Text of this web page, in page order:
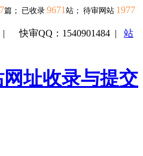
篇； 已收录 9671 站； 待审网站 1977
|快审QQ：1540901484 | 站
址收录与提交